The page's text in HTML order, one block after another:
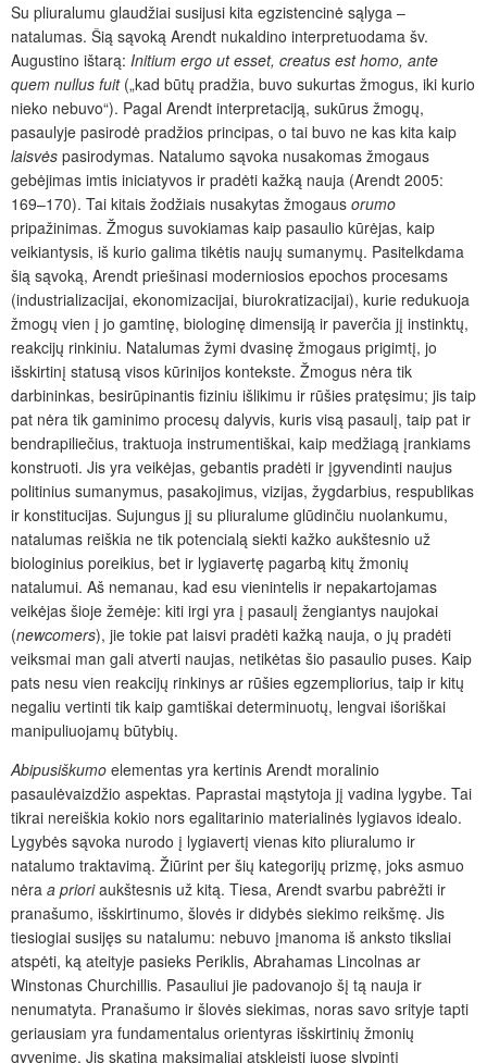
Su pliuralumu glaudžiai susijusi kita egzistencinė sąlyga –
natalumas. Šią sąvoką Arendt nukaldino interpretuodama šv.
Augustino ištarą: Initium ergo ut esset, creatus est homo, ante
quem nullus fuit(„kad būtų pradžia, buvo sukurtas žmogus, iki kurio
nieko nebuvo“). Pagal Arendt interpretaciją, sukūrus žmogų,
pasaulyje pasirodė pradžios principas, o tai buvo ne kas kita kaip
laisvės pasirodymas. Natalumo sąvoka nusakomas žmogaus
gebėjimas imtis iniciatyvos ir pradėti kažką nauja (Arendt 2005:
169–170). Tai kitais žodžiais nusakytas žmogaus orumo
pripažinimas. Žmogus suvokiamas kaip pasaulio kūrėjas, kaip
veikiantysis, iš kurio galima tikėtis naujų sumanymų. Pasitelkdama
šią sąvoką, Arendt priešinasi moderniosios epochos procesams
(industrializacijai, ekonomizacijai, biurokratizacijai), kurie redukuoja
žmogų vien į jo gamtinę, biologinę dimensiją ir paverčia jį instinktų,
reakcijų rinkiniu. Natalumas žymi dvasinę žmogaus prigimtį, jo
išskirtinį statusą visos kūrinijos kontekste. Žmogus nėra tik
darbininkas, besirūpinantis fiziniu išlikimu ir rūšies pratęsimu; jis taip
pat nėra tik gaminimo procesų dalyvis, kuris visą pasaulį, taip pat ir
bendrapiliečius, traktuoja instrumentiškai, kaip medžiagą įrankiams
konstruoti. Jis yra veikėjas, gebantis pradėti ir įgyvendinti naujus
politinius sumanymus, pasakojimus, vizijas, žygdarbius, respublikas
ir konstitucijas. Sujungus jį su pliuralume glūdinčiu nuolankumu,
natalumas reiškia ne tik potencialą siekti kažko aukštesnio už
biologinius poreikius, bet ir lygiavertę pagarbą kitų žmonių
natalumui. Aš nemanau, kad esu vienintelis ir nepakartojamas
veikėjas šioje žemėje: kiti irgi yra į pasaulį žengiantys naujokai
(newcomers), jie tokie pat laisvi pradėti kažką nauja, o jų pradėti
veiksmai man gali atverti naujas, netikėtas šio pasaulio puses. Kaip
pats nesu vien reakcijų rinkinys ar rūšies egzempliorius, taip ir kitų
negaliu vertinti tik kaip gamtiškai determinuotų, lengvai išoriškai
manipuliuojamų būtybių.
Abipusiškumo elementas yra kertinis Arendt moralinio
pasaulėvaizdžio aspektas. Paprastai mąstytoja jį vadina lygybe. Tai
tikrai nereiškia kokio nors egalitarinio materialinės lygiavos idealo.
Lygybės sąvoka nurodo į lygiavertį vienas kito pliuralumo ir
natalumo traktavimą. Žiūrint per šių kategorijų prizmę, joks asmuo
nėra a prioriaukštesnis už kitą. Tiesa, Arendt svarbu pabrėžti ir
pranašumo, išskirtinumo, šlovės ir didybės siekimo reikšmę. Jis
tiesiogiai susijęs su natalumu: nebuvo įmanoma iš anksto tiksliai
atspėti, ką ateityje pasieks Periklis, Abrahamas Lincolnas ar
Winstonas Churchillis. Pasauliui jie padovanojo šį tą nauja ir
nenumatyta. Pranašumo ir šlovės siekimas, noras savo srityje tapti
geriausiam yra fundamentalus orientyras išskirtinių žmonių
gyvenime. Jis skatina maksimaliai atskleisti juose slypintį